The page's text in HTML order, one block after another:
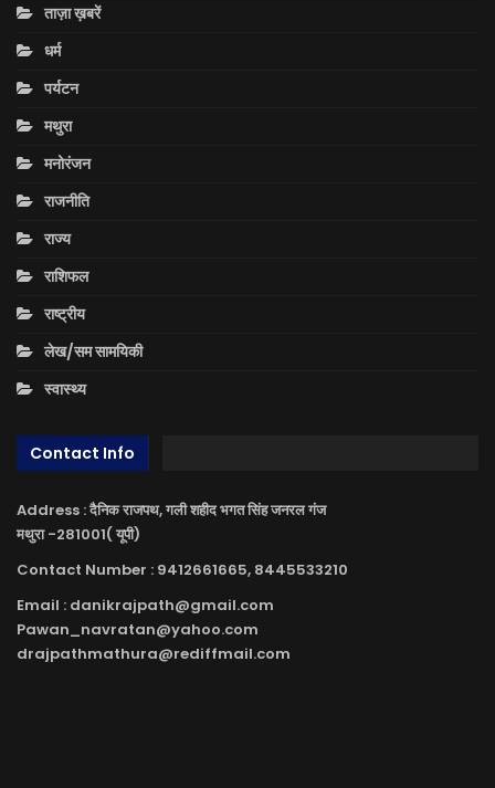
ताज़ा ख़बरें
धर्म
पर्यटन
मथुरा
मनोरंजन
राजनीति
राज्य
राशिफल
राष्ट्रीय
लेख/सम सामयिकी
स्वास्थ्य
Contact Info
Address : दैनिक राजपथ, गली शहीद भगत सिंह जनरल गंज
मथुरा -281001( यूपी)
Contact Number : 9412661665, 8445533210
Email : danikrajpath@gmail.com
Pawan_navratan@yahoo.com
drajpathmathura@rediffmail.com